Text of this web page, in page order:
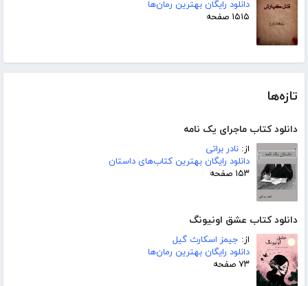
دانلود رایگان بهترین رمان‌ها
۱۵۱۵ صفحه
تازه‌ها
دانلود کتاب ماجرای یک نامه
از: نادر براتی
دانلود رایگان بهترین کتاب‌های داستان
۱۵۳ صفحه
دانلود کتاب عشق اونیونگ
از: جیمز اسکارث گیل
دانلود رایگان بهترین رمان‌ها
۷۳ صفحه